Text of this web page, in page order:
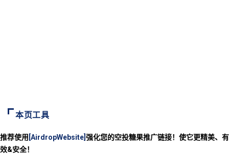
本页工具
推荐使用 [AirdropWebsite] 强化您的空投糖果推广链接！使它更精美、有
效&安全！